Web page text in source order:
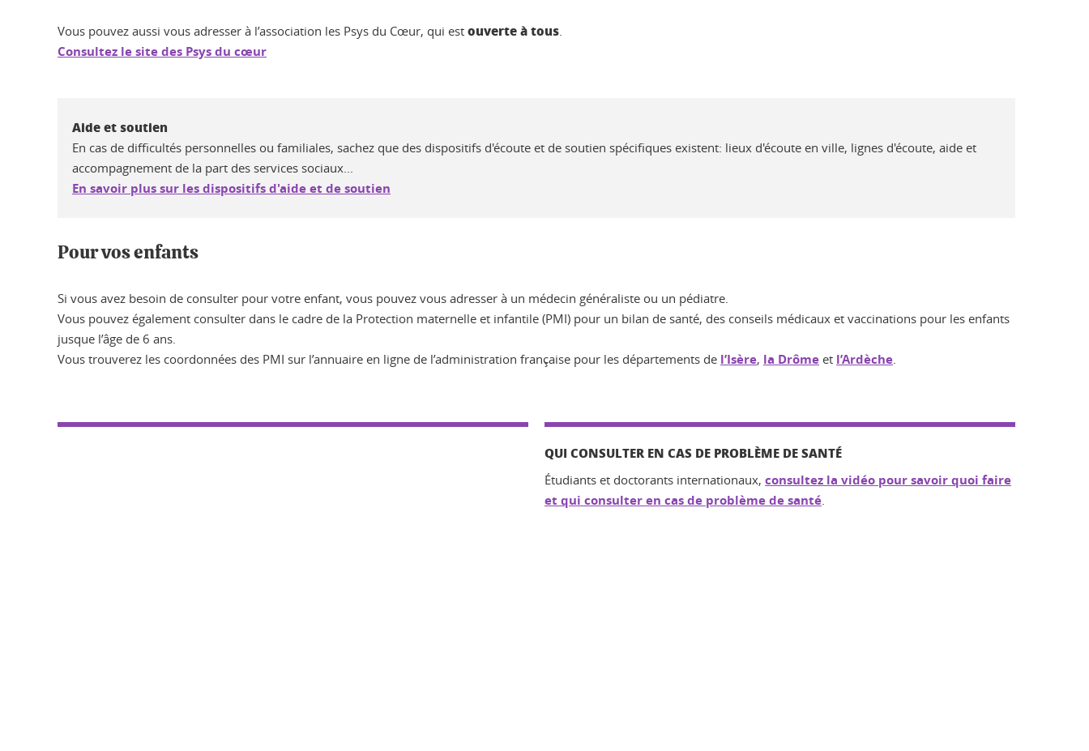
Vous pouvez aussi vous adresser à l’association les Psys du Cœur, qui est ouverte à tous.
Consultez le site des Psys du cœur
Aide et soutien
En cas de difficultés personnelles ou familiales, sachez que des dispositifs d'écoute et de soutien spécifiques existent: lieux d'écoute en ville, lignes d'écoute, aide et
accompagnement de la part des services sociaux...
En savoir plus sur les dispositifs d'aide et de soutien
Pour vos enfants
Si vous avez besoin de consulter pour votre enfant, vous pouvez vous adresser à un médecin généraliste ou un pédiatre.
Vous pouvez également consulter dans le cadre de la Protection maternelle et infantile (PMI) pour un bilan de santé, des conseils médicaux et vaccinations pour les enfants
jusque l’âge de 6 ans.
Vous trouverez les coordonnées des PMI sur l’annuaire en ligne de l’administration française pour les départements de l’Isère, la Drôme et l’Ardèche.
QUI CONSULTER EN CAS DE PROBLÈME DE SANTÉ
Étudiants et doctorants internationaux, consultez la vidéo pour savoir quoi faire
et qui consulter en cas de problème de santé.